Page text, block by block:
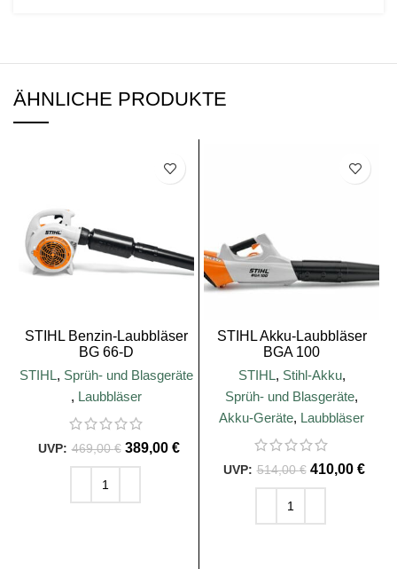
ÄHNLICHE PRODUKTE
STIHL Benzin-Laubbläser
BG 66-D
STIHL, Sprüh- und Blasgeräte
, Laubbläser
469,00€ 389,00 €
STIHL Akku-Laubbläser
BGA 100
STIHL, Stihl-Akku,
Sprüh- und Blasgeräte,
Akku-Geräte, Laubbläser
514,00€ 410,00 €